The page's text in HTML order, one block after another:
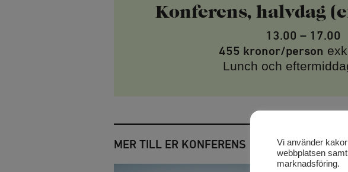
Konferens, halvdag
13.00 – 17.00
455 kronor/person
Lunch och
MER TILL ER KONFERENS
Vi använder
webbplatsen
marknadsföring.